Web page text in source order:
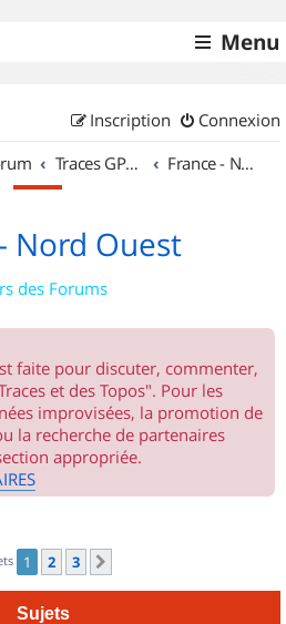
Menu
Connexion
Inscription
Traces GPS de randos VTT France - Nord Ouest
Nord Ouest
des Forums
faite pour discuter, commenter,
et des Topos". Pour les
improvisées, la promotion de
la recherche de partenaires
appropriée.
1 2 3
Sujets